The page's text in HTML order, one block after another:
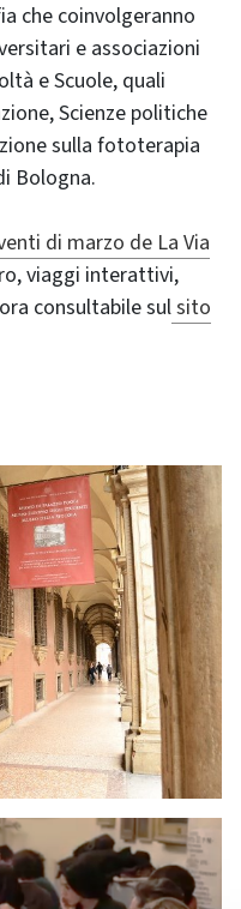
che coinvolgeranno
e associazioni
e Scuole, quali
Scienze politiche
sulla fototerapia
Bologna.
di marzo de La Via
viaggi interattivi,
consultabile sulsito